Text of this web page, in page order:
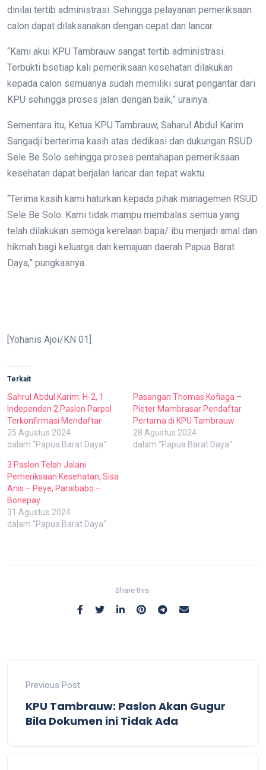
dinilai tertib administrasi. Sehingga pelayanan pemeriksaan
calon dapat dilaksanakan dengan cepat dan lancar.
“Kami akui KPU Tambrauw sangat tertib administrasi.
Terbukti bsetiap kali pemeriksaan kesehatan dilakukan
kepada calon semuanya sudah memiliki surat pengantar dari
KPU sehingga proses jalan dengan baik,” urainya.
Sementara itu, Ketua KPU Tambrauw, Saharul Abdul Karim
Sangadji berterima kasih atas dedikasi dan dukungan RSUD
Sele Be Solo sehingga proses pentahapan pemeriksaan
kesehatan dapat berjalan lancar dan tepat waktu.
“Terima kasih kami haturkan kepada pihak managemen RSUD
Sele Be Solo. Kami tidak mampu membalas semua yang
telah dilakukan semoga kerelaan bapa/ ibu menjadi amal dan
hikmah bagi keluarga dan kemajuan daerah Papua Barat
Daya,” pungkasnya.
[Yohanis Ajoi/KN 01]
Terkait
Sahrul Abdul Karim: H-2, 1
Independen 2 Paslon Parpol
Terkonfirmasi Mendaftar
25 Agustus 2024
dalam "Papua Barat Daya"
Pasangan Thomas Kofiaga –
Pieter Mambrasar Pendaftar
Pertama di KPU Tambrauw
28 Agustus 2024
dalam "Papua Barat Daya"
3 Paslon Telah Jalani
Pemeriksaan Kesehatan, Sisa
Anis – Peye, Paraibabo –
Bonepay
31 Agustus 2024
dalam "Papua Barat Daya"
Share this:
Previous Post
KPU Tambrauw: Paslon Akan Gugur
Bila Dokumen ini Tidak Ada